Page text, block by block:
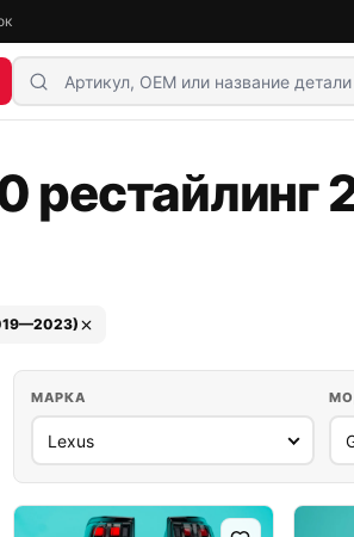
МАРКА